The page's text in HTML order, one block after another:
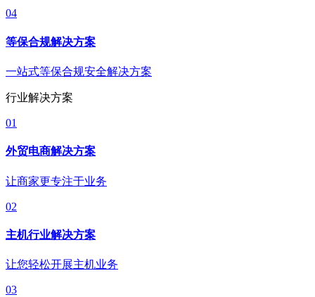
04
等保合规解决方案
一站式等保合规安全解决方案
行业解决方案
01
外贸电商解决方案
让商家更专注于业务
02
主机行业解决方案
让您轻松开展主机业务
03